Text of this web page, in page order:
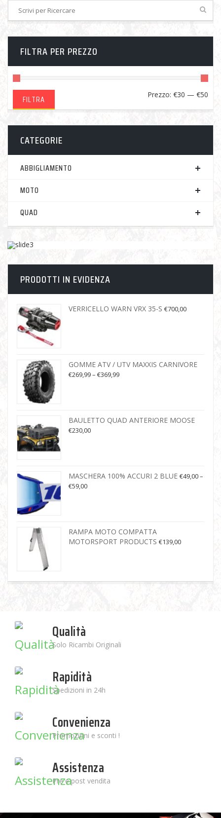
FILTRA PER PREZZO
FILTRA Prezzo: €30 — €50
CATEGORIE
ABBIGLIAMENTO
MOTO
QUAD
PRODOTTI IN EVIDENZA
VERRICELLO WARN VRX 35-S €700,00
GOMME ATV / UTV MAXXIS CARNIVORE
€269,99– €369,99
BAULETTO QUAD ANTERIORE MOOSE
€230,00
MASCHERA 100% ACCURI 2 BLUE €49,00–
€59,00
RAMPA MOTO COMPATTA
MOTORSPORT PRODUCTS €139,00
Qualità
Solo Ricambi Originali
Rapidità
Spedizioni in 24h
Convenienza
Promozioni e sconti !
Assistenza
Pre e post vendita